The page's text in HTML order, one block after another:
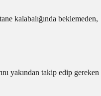
kalabalığında beklemeden,
yakından takip edip gereken